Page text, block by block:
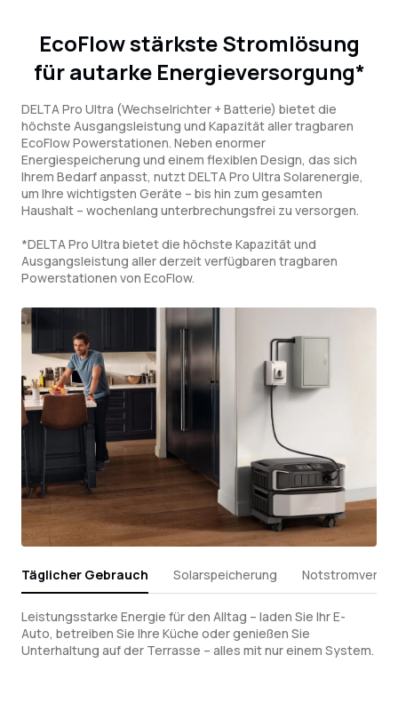
EcoFlow stärkste Stromlösung
für autarke Energieversorgung*
DELTA Pro Ultra (Wechselrichter + Batterie) bietet die
höchste Ausgangsleistung und Kapazität aller tragbaren
EcoFlow Powerstationen. Neben enormer
Energiespeicherung und einem flexiblen Design, das sich
Ihrem Bedarf anpasst, nutzt DELTA Pro Ultra Solarenergie,
um Ihre wichtigsten Geräte – bis hin zum gesamten
Haushalt – wochenlang unterbrechungsfrei zu versorgen.
*DELTA Pro Ultra bietet die höchste Kapazität und
Ausgangsleistung aller derzeit verfügbaren tragbaren
Powerstationen von EcoFlow.
Täglicher Gebrauch Solarspeicherung
Leistungsstarke Energie für den Alltag – laden Sie Ihr E-
Auto, betreiben Sie Ihre Küche oder genießen Sie
Unterhaltung auf der Terrasse – alles mit nur einem System.